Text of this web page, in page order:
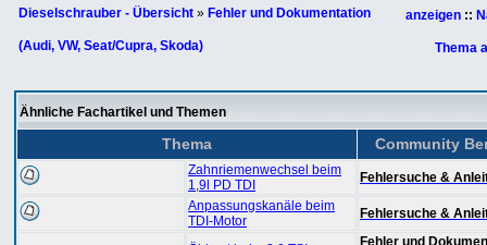
Dieselschrauber - Übersicht » Fehler und Dokumentation
(Audi, VW, Seat/Cupra, Skoda)
anzeigen ::
Thema
Ähnliche Fachartikel und Themen
Thema Community
Zahnriemenwechsel beim
1,9l PD TDI
Fehlersuche &
Anpassungskanäle beim
TDI-Motor
Fehlersuche &
Fehler und